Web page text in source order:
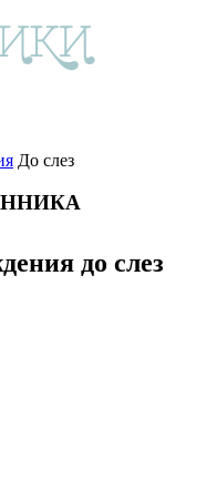
До слез
до слез